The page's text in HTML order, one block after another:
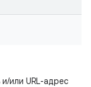
или URL-адрес